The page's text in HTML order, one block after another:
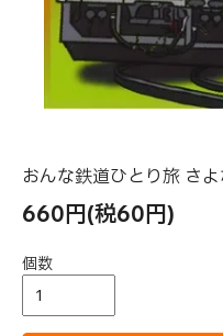
おんな鉄道ひとり旅 さ
660円(税60円)
個数